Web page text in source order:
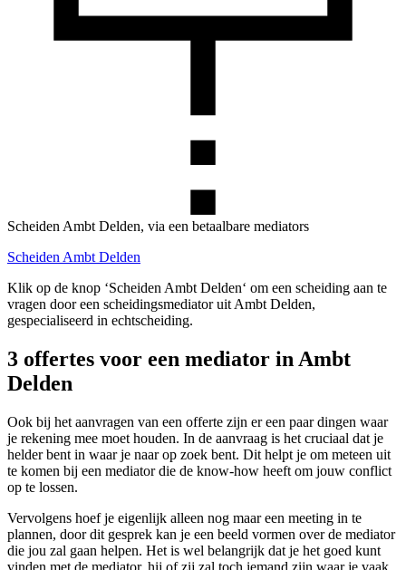
Scheiden Ambt Delden, via een betaalbare mediators
Scheiden Ambt Delden
Klik op de knop ‘Scheiden Ambt Delden‘ om een scheiding aan te
vragen door een scheidingsmediator uit Ambt Delden,
gespecialiseerd in echtscheiding.
3 offertes voor een mediator in Ambt
Delden
Ook bij het aanvragen van een offerte zijn er een paar dingen waar
je rekening mee moet houden. In de aanvraag is het cruciaal dat je
helder bent in waar je naar op zoek bent. Dit helpt je om meteen uit
te komen bij een mediator die de know-how heeft om jouw conflict
op te lossen.
Vervolgens hoef je eigenlijk alleen nog maar een meeting in te
plannen, door dit gesprek kan je een beeld vormen over de mediator
die jou zal gaan helpen. Het is wel belangrijk dat je het goed kunt
vinden met de mediator, hij of zij zal toch iemand zijn waar je vaak